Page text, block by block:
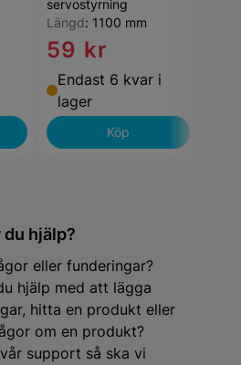
servostyrning
Längd: 1100 mm
59 kr
Endast 6 kvar i
lager
Köp
hjälp?
eller funderingar?
hjälp med att lägga
hitta en produkt eller
om en produkt?
support så ska vi